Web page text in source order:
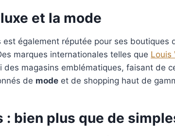
et la mode
est également réputée pour ses boutiques
marques internationales telles que Louis
des magasins emblématiques, faisant de
de mode et de shopping haut de
: bien plus que de